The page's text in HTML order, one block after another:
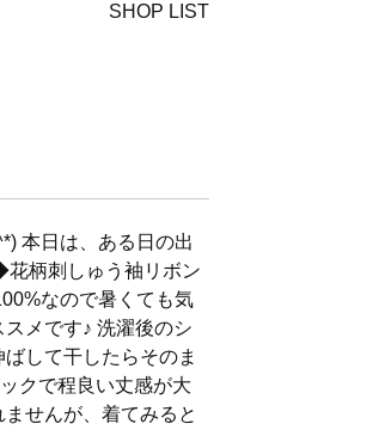
SHOP LIST
本日は、ある日の出
柄刺しゅう袖リボン
なので暑くても気
メです♪ 洗濯後のシ
して干したらそのま
クで程良い丈感が大
せんが、着てみると